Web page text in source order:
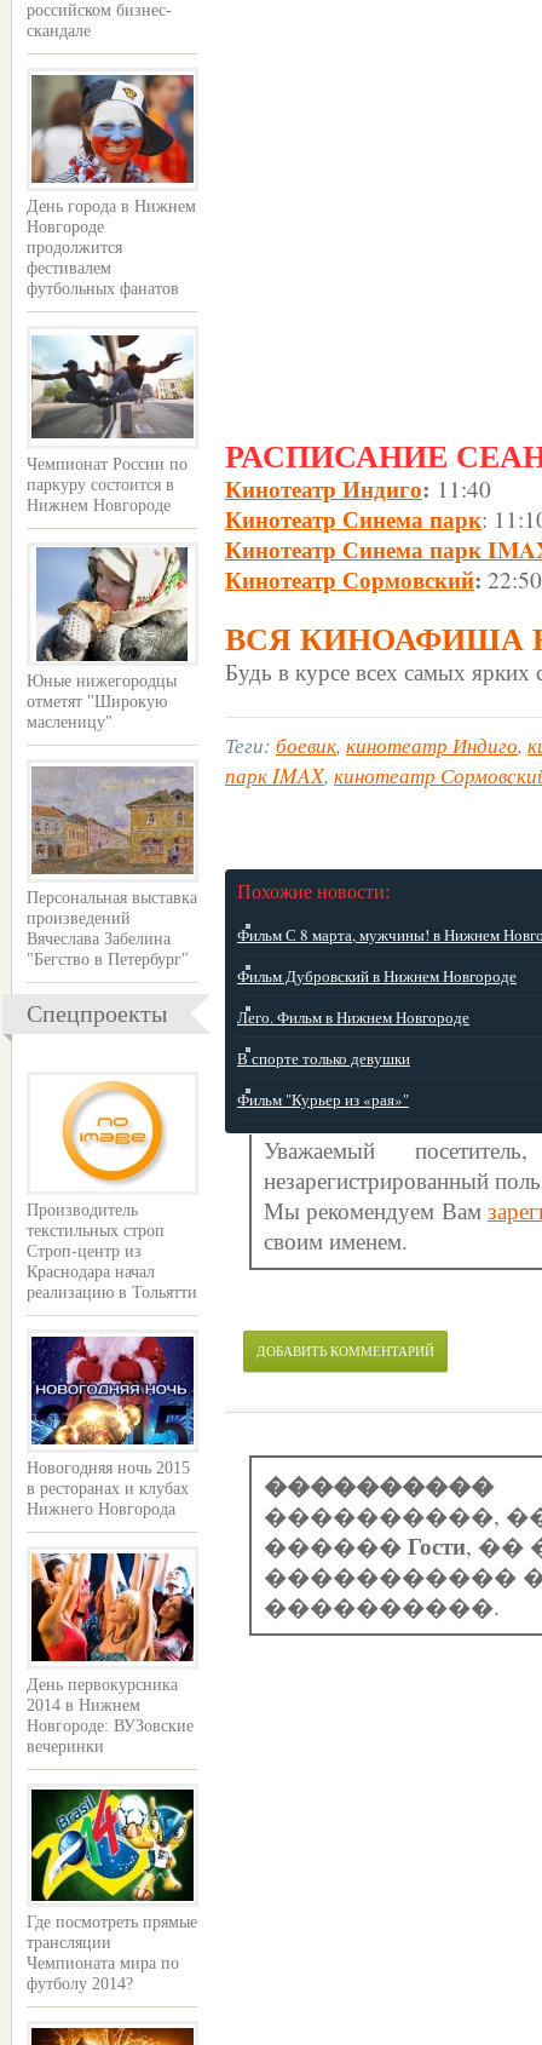
российском бизнес-
скандале
День города в Нижнем
Новгороде
продолжится
фестивалем
футбольных фанатов
Чемпионат России по
паркуру состоится в
Нижнем Новгороде
Юные нижегородцы
отметят "Широкую
масленицу"
Персональная выставка
произведений
Вячеслава Забелина
"Бегство в Петербург"
Спецпроекты
Производитель
текстильных строп
Строп-центр из
Краснодара начал
реализацию в Тольятти
Новогодняя ночь 2015
в ресторанах и клубах
Нижнего Новгорода
День первокурсника
2014 в Нижнем
Новгороде: ВУЗовские
вечеринки
Где посмотреть прямые
трансляции
Чемпионата мира по
футболу 2014?
РАСПИСАНИЕ
Кинотеатр Индиго: 11:40
Кинотеатр Синема парк:
Кинотеатр Синема парк
Кинотеатр Сормовский: 22:50
ВСЯ КИНОАФИША
Будь в курсе всех самых
Теги: боевик, кинотеатр Индиго,
парк IMAX, кинотеатр
Похожие новости:
Фильм С 8 марта, мужчины! в Нижнем
Фильм Дубровский в Нижнем Новгороде
Лего. Фильм в Нижнем Новгороде
В спорте только девушки
Фильм "Курьер из «рая»"
Уважаемый
незарегистрированный
Мы рекомендуем Вам
своим именем.
ДОБАВИТЬ КОММЕНТАРИЙ
����������
����������,
������Гости, ��
�����������
����������.